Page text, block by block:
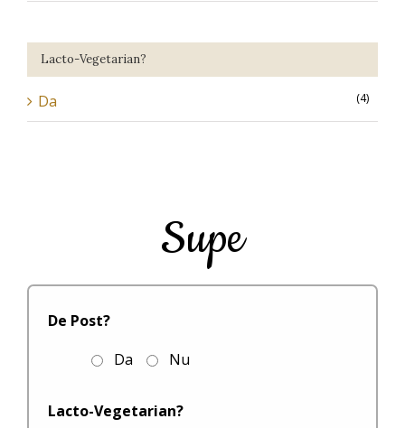
Supe
De Post?
Da
Nu
Lacto-Vegetarian?
Lacto-Vegetarian?
Da (4)